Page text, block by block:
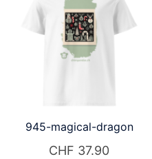
945-magical-dragon
CHF 37.90